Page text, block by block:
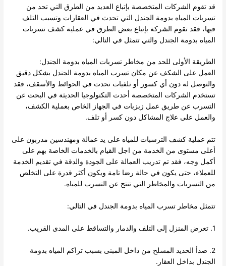
قد تقوم الشركات المتخصصة بإتباع العديد من الطرق التي تحد من
تسربات المياه بدومة الجندل التي تحدث في العقارات وتسبب التلف
فيها، فقد تقوم الشركة بإتباع بعض الطرق في عملية كشف تسربات
المياه بدومة الجندل والتي تتمثل في التالي:
الطريقة الأولى للحد من مخاطر تسربات المياه بدومة الجندل:
العمل على الشكف عن مكان تسرب المياه بدومة الجندل بشكل دقيق
والتوصل له دون أي كسور أو تلفيات تحدث في الحوائط والأسقف، فقد
تستخدم الشركات المتخصصة أحدث التكنولوجيا الحديثة في البحث عن
التسرب عن طريق عمل زبزبات في الجهاز الخاص بعملية الكشف،
والعمل على علاج المشاكل دون كسر أو تلف.
تتم عملية كشف الترسبات للمياه على يد عمالة ومهندسين مدربون على
أعلى مستوى من الخدمة من اجل القيام بالخدمات الخاصة بهم على
أكمل وجه، فقد تم تدريب العمالة على الجودة والدقة في تقديم الخدمة
للعملاء، حتى يكون في حالة رضا تامة ويكون أكثر قدرة على التخلص
من التسربات والمخاطر التي تنتج عن التسرب للمياه.
تتمثل مخاطر تسرب المياه بدومة الجندل في التالي:
1. تعرض المنزل إلى التلف والدمار والتساقط على المدى القريب.
2. صدأ الحديد المسلح من داخل المبنى بسبب تراكم المياه بدومة
الجندل بداخل العقار.